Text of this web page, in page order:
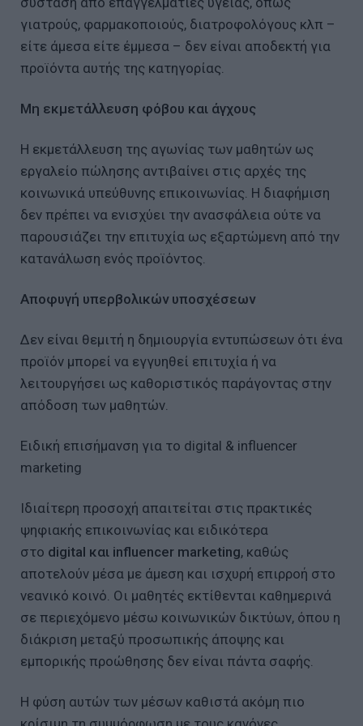
γιατρούς, φαρμακοποιούς, διατροφολόγους κλπ –
είτε άμεσα είτε έμμεσα – δεν είναι αποδεκτή για
προϊόντα αυτής της κατηγορίας.
Μη εκμετάλλευση φόβου και άγχους
Η εκμετάλλευση της αγωνίας των μαθητών ως
εργαλείο πώλησης αντιβαίνει στις αρχές της
κοινωνικά υπεύθυνης επικοινωνίας. Η διαφήμιση
δεν πρέπει να ενισχύει την ανασφάλεια ούτε να
παρουσιάζει την επιτυχία ως εξαρτώμενη από την
κατανάλωση ενός προϊόντος.
Αποφυγή υπερβολικών υποσχέσεων
Δεν είναι θεμιτή η δημιουργία εντυπώσεων ότι ένα
προϊόν μπορεί να εγγυηθεί επιτυχία ή να
λειτουργήσει ως καθοριστικός παράγοντας στην
απόδοση των μαθητών.
Ειδική επισήμανση για το digital & influencer
marketing
Ιδιαίτερη προσοχή απαιτείται στις πρακτικές
ψηφιακής επικοινωνίας και ειδικότερα
στο digital και influencer marketing, καθώς
αποτελούν μέσα με άμεση και ισχυρή επιρροή στο
νεανικό κοινό. Οι μαθητές εκτίθενται καθημερινά
σε περιεχόμενο μέσω κοινωνικών δικτύων, όπου η
διάκριση μεταξύ προσωπικής άποψης και
εμπορικής προώθησης δεν είναι πάντα σαφής.
Η φύση αυτών των μέσων καθιστά ακόμη πιο